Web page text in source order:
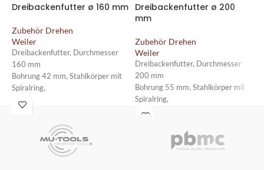
Dreibackenfutter ø 160 mm
Zubehör Drehen
Weiler
Dreibackenfutter, Durchmesser
160 mm
Bohrung 42 mm, Stahlkörper mit
Spiralring,
zentrisch spannend, mit je 1 Satz
Dreh-
und Bohrbacken (im Futter
ausgeschliffen),
max. zulässige Drehzahl 4600
Dreibackenfutter ø 200
mm
Zubehör Drehen
Weiler
Dreibackenfutter, Durchmesser
200 mm
Bohrung 55 mm, Stahlkörper mit
Spiralring,
zentrisch spannend, mit je 1 Satz
und Bohrbacken (im Futter
ausgeschliffen),